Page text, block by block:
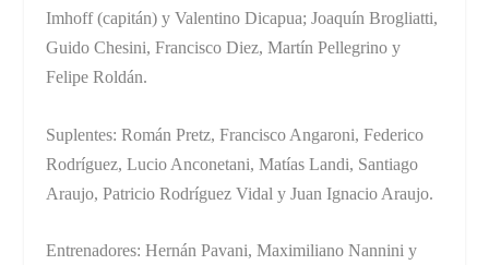
Imhoff (capitán) y Valentino Dicapua; Joaquín Brogliatti,
Guido Chesini, Francisco Diez, Martín Pellegrino y
Felipe Roldán.
Suplentes: Román Pretz, Francisco Angaroni, Federico
Rodríguez, Lucio Anconetani, Matías Landi, Santiago
Araujo, Patricio Rodríguez Vidal y Juan Ignacio Araujo.
Entrenadores: Hernán Pavani, Maximiliano Nannini y